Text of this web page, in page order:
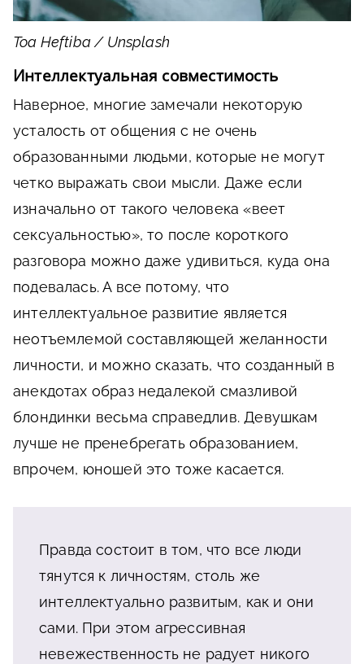
Toa Heftiba / Unsplash
Интеллектуальная совместимость
Наверное, многие замечали некоторую
усталость от общения с не очень
образованными людьми, которые не могут
четко выражать свои мысли. Даже если
изначально от такого человека «веет
сексуальностью», то после короткого
разговора можно даже удивиться, куда она
подевалась. А все потому, что
интеллектуальное развитие является
неотъемлемой составляющей желанности
личности, и можно сказать, что созданный в
анекдотах образ недалекой смазливой
блондинки весьма справедлив. Девушкам
лучше не пренебрегать образованием,
впрочем, юношей это тоже касается.
Правда состоит в том, что все люди
тянутся к личностям, столь же
интеллектуально развитым, как и они
сами. При этом агрессивная
невежественность не радует никого